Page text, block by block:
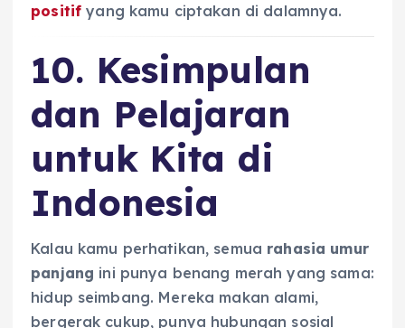
positif yang kamu ciptakan di dalamnya.
10. Kesimpulan
dan Pelajaran
untuk Kita di
Indonesia
Kalau kamu perhatikan, semua rahasia umur
panjang ini punya benang merah yang sama:
hidup seimbang. Mereka makan alami,
bergerak cukup, punya hubungan sosial